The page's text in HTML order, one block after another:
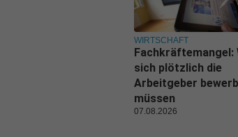
WIRTSCHAFT
Fachkräftemangel:
sich plötzlich die
Arbeitgeber
müssen
07.08.2026